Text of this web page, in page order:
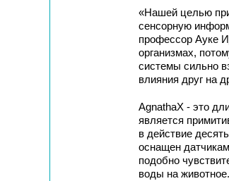
«Нашей целью при
сенсорную
профессор Ауке
организмах,
системы сильно
влияния друг на
AgnathaX - это
является
в действие
оснащен
подобно
воды на животное.